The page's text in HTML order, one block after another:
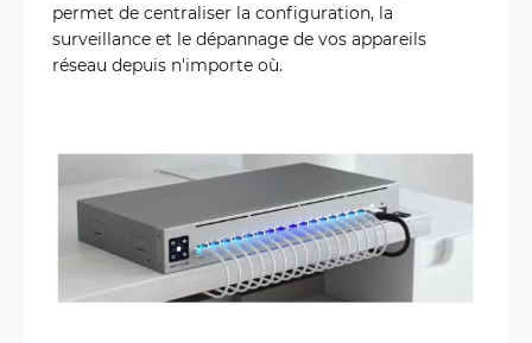
permet de centraliser la configuration, la
surveillance et le dépannage de vos appareils
réseau depuis n'importe où.